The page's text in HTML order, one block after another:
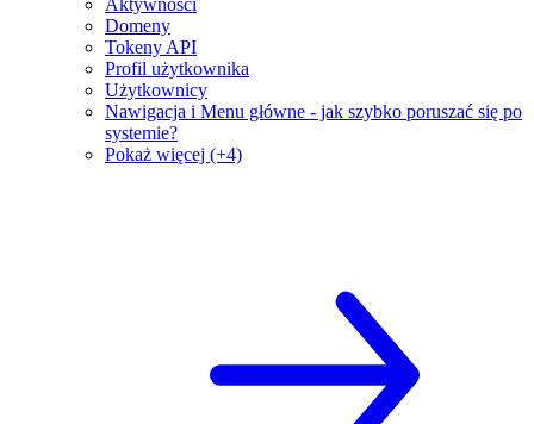
Aktywności
Domeny
Tokeny API
Profil użytkownika
Użytkownicy
Nawigacja i Menu główne - jak szybko poruszać się po
systemie?
Pokaż więcej (+4)